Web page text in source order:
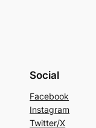
Social
Facebook
Instagram
Twitter/X